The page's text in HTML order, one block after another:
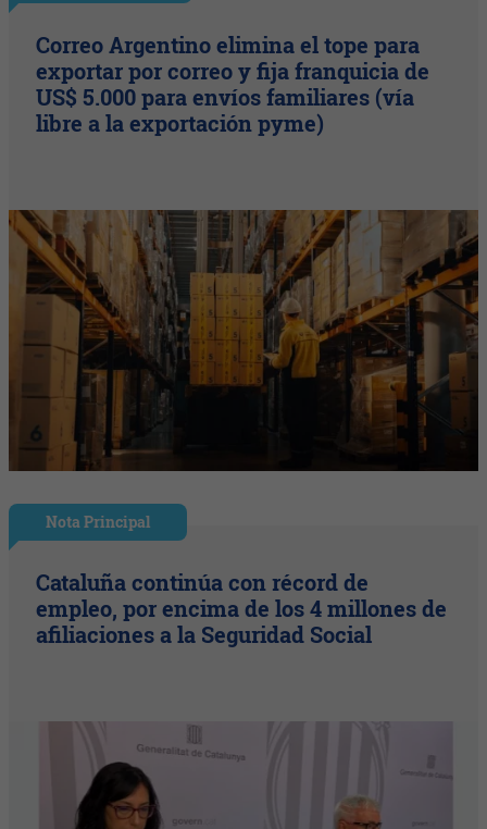
Correo Argentino elimina el tope para
exportar por correo y fija franquicia de
US$ 5.000 para envíos familiares (vía
libre a la exportación pyme)
Nota Principal
Cataluña continúa con récord de
empleo, por encima de los 4 millones de
afiliaciones a la Seguridad Social